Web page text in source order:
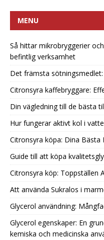
MENU
Så hittar mikrobryggerier
befintlig verksamhet
Det främsta
Citronsyra kaffebryggare:
Din vägledning till de bästa
Hur fungerar aktivt kol i
Citronsyra köpa: Dina Bästa
Guide till att köpa
Citronsyra köp: Toppställen
Att använda Sukralos i
Glycerol användning:
Glycerol egenskaper: En
kemiska och medicinska